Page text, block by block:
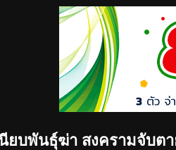
ยบพันธุ์ฆ่า สงครามจับตา